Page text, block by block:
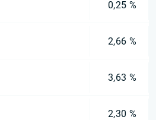
0,25 %
2,66 %
3,63 %
2,30 %